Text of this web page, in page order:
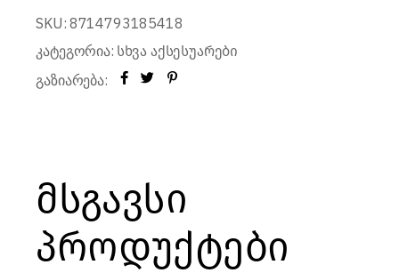
SKU: 8714793185418
კატეგორია: სხვა აქსესუარები
გაზიარება:
მსგავსი
პროდუქტები